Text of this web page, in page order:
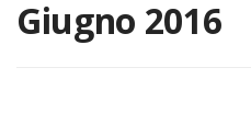
Giugno 2016